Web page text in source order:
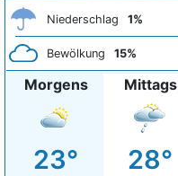
Niederschlag 1%
Bewölkung 15%
Morgens
23°
Mittags
28°